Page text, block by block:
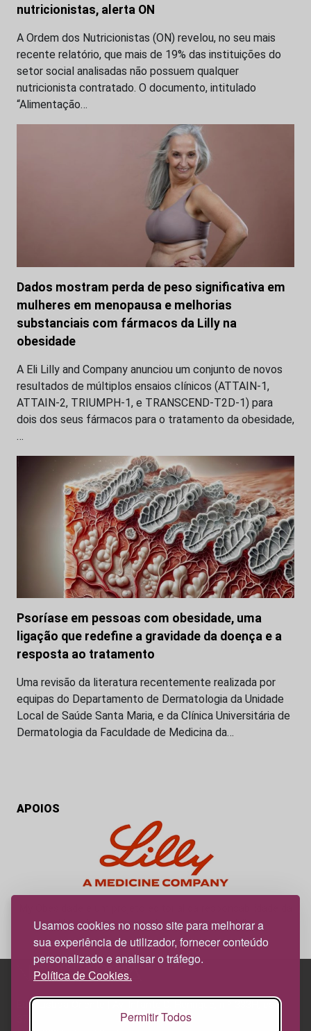
Usamos cookies no nosso site para melhorar a
sua experiência de utilizador, fornecer conteúdo
personalizado e analisar o tráfego.
Política de Cookies.
Permitir Todos
nutricionistas, alerta ON
A Ordem dos Nutricionistas (ON) revelou, no seu mais
recente relatório, que mais de 19% das instituições do
setor social analisadas não possuem qualquer
nutricionista contratado. O documento, intitulado
“Alimentação…
Dados mostram perda de peso significativa em
mulheres em menopausa e melhorias
substanciais com fármacos da Lilly na
obesidade
A Eli Lilly and Company anunciou um conjunto de novos
resultados de múltiplos ensaios clínicos (ATTAIN-1,
ATTAIN-2, TRIUMPH-1, e TRANSCEND-T2D-1) para
dois dos seus fármacos para o tratamento da obesidade,
…
Psoríase em pessoas com obesidade, uma
ligação que redefine a gravidade da doença e a
resposta ao tratamento
Uma revisão da literatura recentemente realizada por
equipas do Departamento de Dermatologia da Unidade
Local de Saúde Santa Maria, e da Clínica Universitária de
Dermatologia da Faculdade de Medicina da…
APOIOS
News Farma, possível com o apoio da Lilly.
Edif. Lisboa Oriente | Av. Infante D. Henrique, n.º 333H, esc.